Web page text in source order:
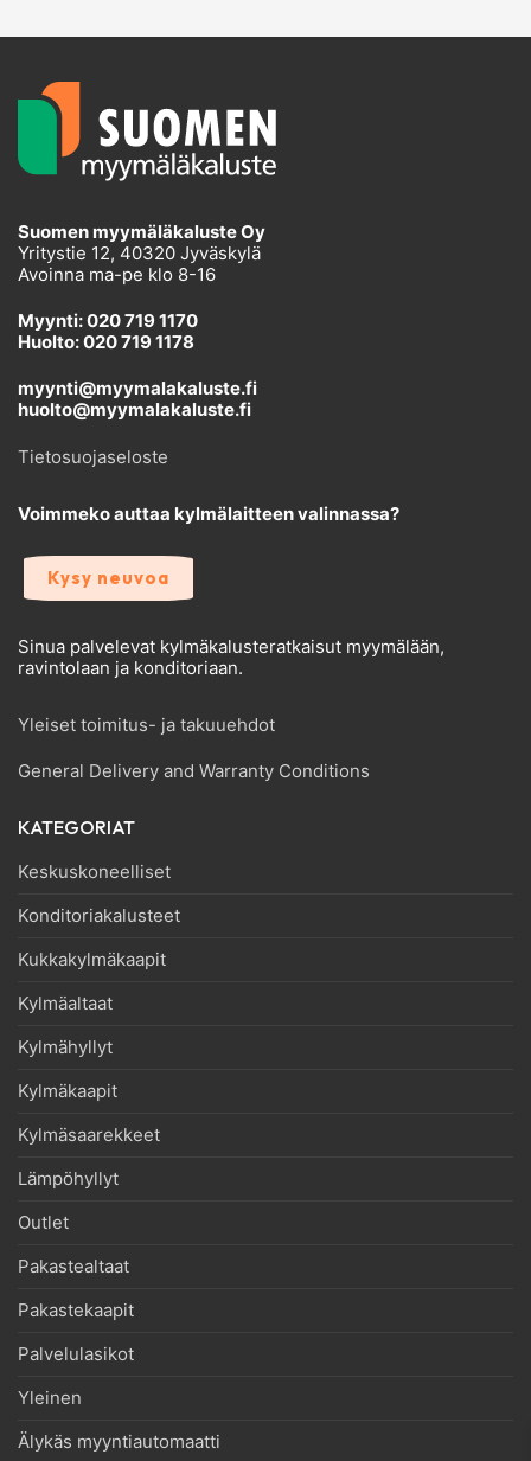
Suomen myymäläkaluste Oy
Yritystie 12, 40320 Jyväskylä
Avoinna ma-pe klo 8-16
Myynti: 020 719 1170
Huolto: 020 719 1178
myynti@myymalakaluste.fi
huolto@myymalakaluste.fi
Tietosuojaseloste
Voimmeko auttaa kylmälaitteen valinnassa?
Kysy neuvoa
Sinua palvelevat kylmäkalusteratkaisut myymälään,
ravintolaan ja konditoriaan.
Yleiset toimitus- ja takuuehdot
General Delivery and Warranty Conditions
KATEGORIAT
Keskuskoneelliset
Konditoriakalusteet
Kukkakylmäkaapit
Kylmäaltaat
Kylmähyllyt
Kylmäkaapit
Kylmäsaarekkeet
Lämpöhyllyt
Outlet
Pakastealtaat
Pakastekaapit
Palvelulasikot
Yleinen
Älykäs myyntiautomaatti